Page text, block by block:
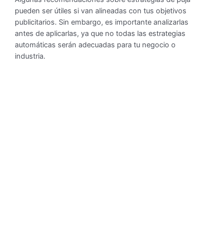
pueden ser útiles si van alineadas con tus objetivos
publicitarios. Sin embargo, es importante analizarlas
antes de aplicarlas, ya que no todas las estrategias
automáticas serán adecuadas para tu negocio o
industria.